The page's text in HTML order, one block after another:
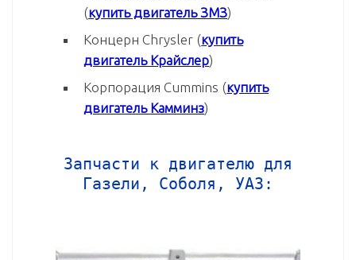
(купить двигатель ЗМЗ)
Концерн Chrysler (купить
двигатель Крайслер)
Корпорация Cummins (купить
двигатель Камминз)
Запчасти к двигателю для
Газели, Соболя, УАЗ: